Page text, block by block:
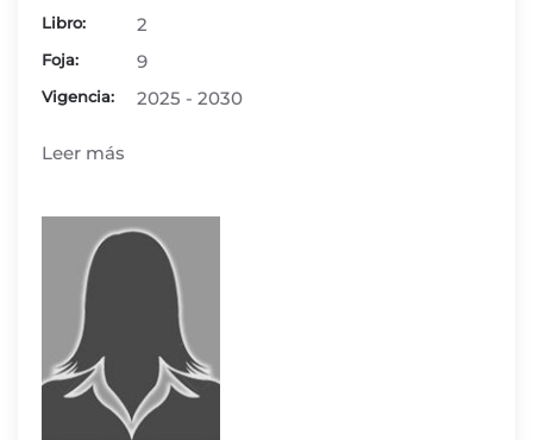
Libro: 2
Foja: 9
Vigencia: 2025 - 2030
Leer más